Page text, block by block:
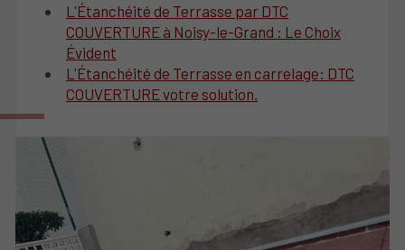
L'Étanchéité de Terrasse par DTC
COUVERTURE à Noisy-le-Grand : Le Choix
Évident
L'Étanchéité de Terrasse en carrelage: DTC
COUVERTURE votre solution.